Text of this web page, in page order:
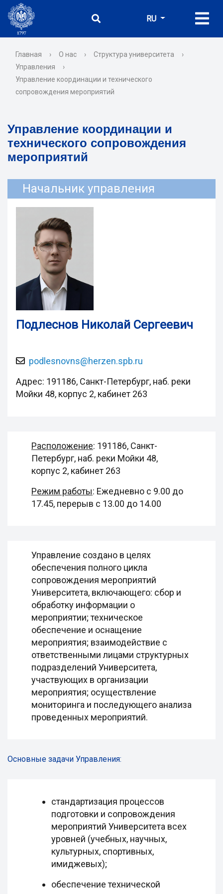
RU
Главная › О нас › Структура университета
›
Управления
›
Управление координации и технического
сопровождения мероприятий
Управление координации и
технического сопровождения
мероприятий
Начальник управления
Подлеснов Николай Сергеевич
podlesnovns@herzen.spb.ru
Адрес: 191186, Санкт-Петербург, наб. реки
Мойки 48, корпус 2, кабинет 263
Расположение: 191186, Санкт-
Петербург, наб. реки Мойки 48,
корпус 2, кабинет 263
Режим работы: Ежедневно с 9.00 до
17.45, перерыв с 13.00 до 14.00
Управление создано в целях
обеспечения полного цикла
сопровождения мероприятий
Университета, включающего: сбор и
обработку информации о
мероприятии; техническое
обеспечение и оснащение
мероприятия; взаимодействие с
ответственными лицами структурных
подразделений Университета,
участвующих в организации
мероприятия; осуществление
мониторинга и последующего анализа
проведенных мероприятий.
Основные задачи Управления:
стандартизация процессов
подготовки и сопровождения
мероприятий Университета всех
уровней (учебных, научных,
культурных, спортивных,
имиджевых);
обеспечение технической